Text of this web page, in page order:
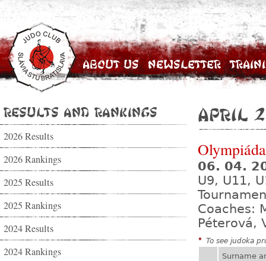
About Us Newsletter
Results and Rankings
2026 Results
2026 Rankings
2025 Results
2025 Rankings
2024 Results
2024 Rankings
April
06. 04.
U9, U11,
Coaches:
Péterová,
* To see judoka
Surname